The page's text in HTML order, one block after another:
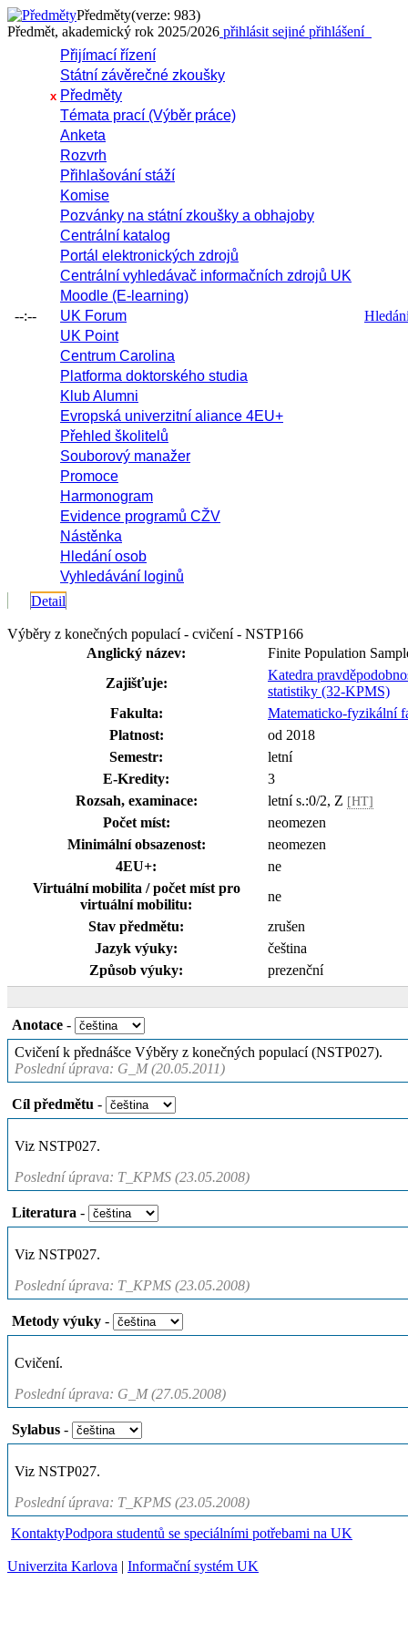
Předměty(verze: 983)
Předmět, akademický rok 2025/2026 přihlásit sejiné přihlášení
--:--
Přijímací řízení
Státní závěrečné zkoušky
x Předměty
Témata prací (Výběr práce)
Anketa
Rozvrh
Přihlašování stáží
Komise
Pozvánky na státní zkoušky a obhajoby
Centrální katalog
Portál elektronických zdrojů
Centrální vyhledávač informačních zdrojů UK
Moodle (E-learning)
UK Forum
UK Point
Centrum Carolina
Platforma doktorského studia
Klub Alumni
Evropská univerzitní aliance 4EU+
Přehled školitelů
Souborový manažer
Promoce
Harmonogram
Evidence programů CŽV
Nástěnka
Hledání osob
Vyhledávání loginů
Detail
Výběry z konečných populací - cvičení - NSTP166
Anglický název:
Finite Population
Zajišťuje:
Katedra
statistiky (32-KPMS)
Fakulta:
Matematicko-fyzikální
Platnost:
od 2018
Semestr:
letní
E-Kredity:
3
Rozsah, examinace:
letní s.:0/2, Z [HT]
Počet míst:
neomezen
Minimální obsazenost:
neomezen
4EU+:
ne
Virtuální mobilita / počet míst pro
virtuální mobilitu:
ne
Stav předmětu:
zrušen
Jazyk výuky:
čeština
Způsob výuky:
prezenční
Anotace -
Cvičení k přednášce Výběry z konečných populací (NSTP027).
Poslední úprava: G_M (20.05.2011)
Cíl předmětu -
Viz NSTP027.
Poslední úprava: T_KPMS (23.05.2008)
Literatura -
Viz NSTP027.
Poslední úprava: T_KPMS (23.05.2008)
Metody výuky -
Cvičení.
Poslední úprava: G_M (27.05.2008)
Sylabus -
Viz NSTP027.
Poslední úprava: T_KPMS (23.05.2008)
KontaktyPodpora studentů se speciálními potřebami na UK
Univerzita Karlova | Informační systém UK